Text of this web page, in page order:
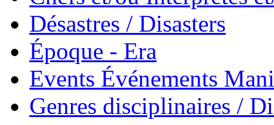
Désastres / Disasters
Époque - Era
Events Événements
Genres disciplinaires /